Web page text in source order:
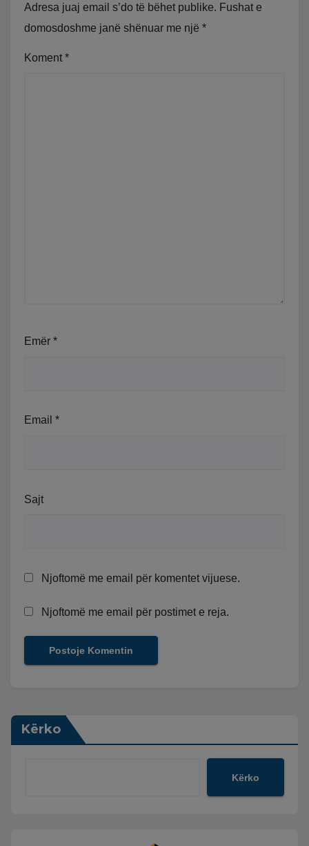
Adresa juaj email s’do të bëhet publike. Fushat e
domosdoshme janë shënuar me një *
Koment *
Emër *
Email *
Sajt
Njoftomë me email për komentet vijuese.
Njoftomë me email për postimet e reja.
Kërko
Kërko